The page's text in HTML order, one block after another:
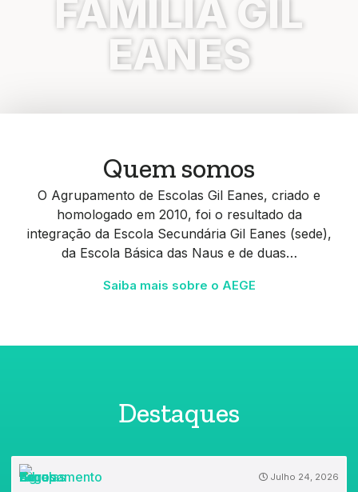
FAMÍLIA GIL
EANES
Quem somos
O Agrupamento de Escolas Gil Eanes, criado e
homologado em 2010, foi o resultado da
integração da Escola Secundária Gil Eanes (sede),
da Escola Básica das Naus e de duas…
Saiba mais sobre o AEGE
Destaques
Julho 24, 2026